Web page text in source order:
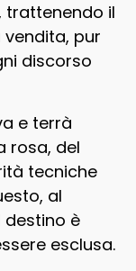
trattenendo il
pur
discorso
e terrà
rosa, del
tecniche
al
destino è
esclusa.